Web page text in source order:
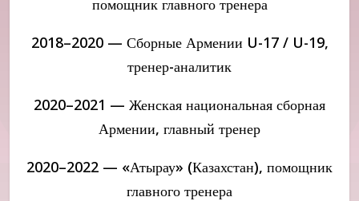
помощник главного тренера
2018–2020 — Сборные Армении U-17 / U-19,
тренер-аналитик
2020–2021 — Женская национальная сборная
Армении, главный тренер
2020–2022 — «Атырау» (Казахстан), помощник
главного тренера